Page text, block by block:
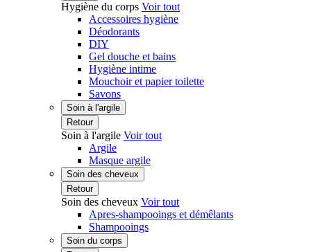
Hygiène du corps Voir tout
Accessoires hygiène
Déodorants
DIY
Gel douche et bains
Hygiène intime
Mouchoir et papier toilette
Savons
Soin à l'argile
Retour
Soin à l'argile Voir tout
Argile
Masque argile
Soin des cheveux
Retour
Soin des cheveux Voir tout
Apres-shampooings et démêlants
Shampooings
Soin du corps